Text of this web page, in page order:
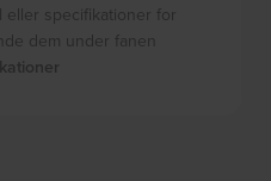
specifikationer for
dem under fanen